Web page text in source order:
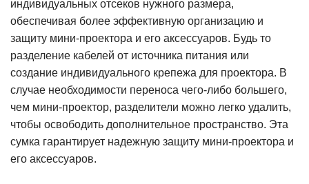
индивидуальных отсеков нужного размера,
обеспечивая более эффективную организацию и
защиту мини-проектора и его аксессуаров. Будь то
разделение кабелей от источника питания или
создание индивидуального крепежа для проектора. В
случае необходимости переноса чего-либо большего,
чем мини-проектор, разделители можно легко удалить,
чтобы освободить дополнительное пространство. Эта
сумка гарантирует надежную защиту мини-проектора и
его аксессуаров.